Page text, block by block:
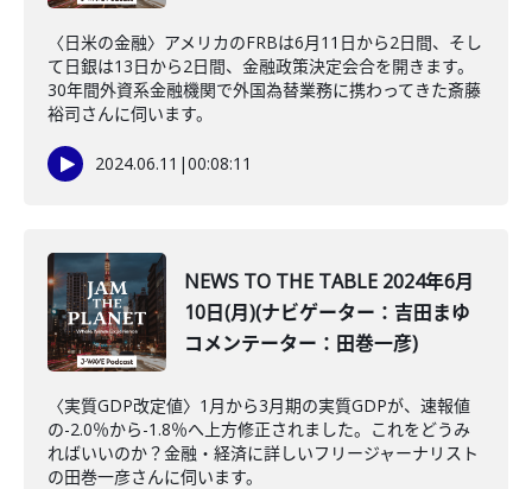
〈日米の金融〉アメリカのFRBは6月11日から2日間、そし
て日銀は13日から2日間、金融政策決定会合を開きます。
30年間外資系金融機関で外国為替業務に携わってきた斎藤
裕司さんに伺います。
2024.06.11 |00:08:11
NEWS TO THE TABLE 2024年6月
10日(月)(ナビゲーター：吉田まゆ
コメンテーター：田巻一彦)
〈実質GDP改定値〉1月から3月期の実質GDPが、速報値
の-2.0％から-1.8％へ上方修正されました。これをどうみ
ればいいのか？金融・経済に詳しいフリージャーナリスト
の田巻一彦さんに伺います。